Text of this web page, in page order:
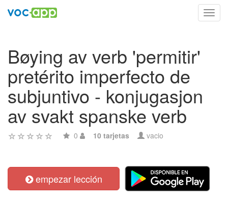
Bøying av verb 'permitir'
pretérito imperfecto de
subjuntivo - konjugasjon
av svakt spanske verb
0 10 tarjetas vacio
empezar lección